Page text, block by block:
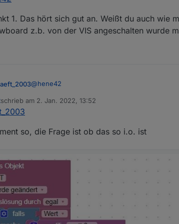
1. Das hört sich gut an. Weißt du auch wie
z.b. von der VIS angeschalten wurde
@hene42
Zu Punkt 1. Das hört sich gut an. Weißt du
schrieb am 2. Jan. 2022, 13:52
zuletzt editiert von
so, die Frage ist ob das so i.o. ist